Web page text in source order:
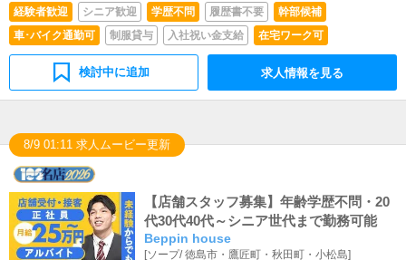
経験者歓迎
シニア歓迎 学歴不問 履歴書不要
幹部候補
車･バイク通勤可
制服貸与 入社祝い金支給 在宅ワーク可
検討中に追加 求人情報を見る
8/9 01:11 求人ムービー更新
【店舗スタッフ募集】年齢学歴不問・20
代30代40代～シニア世代まで勤務可能
Beppin house
[ソープ/徳島市・鷹匠町・秋田町・小松島]